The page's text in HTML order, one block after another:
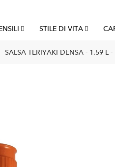
STILE DI VITA
SALSA TERIYAKI DENSA - 1.59 L